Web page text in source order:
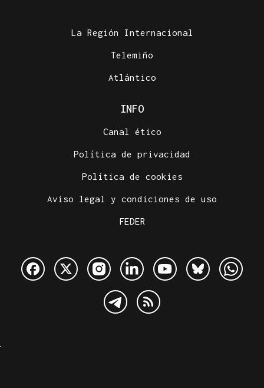
La Región Internacional
Telemiño
Atlántico
INFO
Canal ético
Política de privacidad
Política de cookies
Aviso legal y condiciones de uso
FEDER